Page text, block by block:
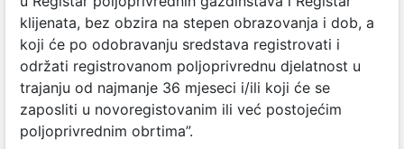
klijenata, bez obzira na stepen obrazovanja i dob, a
koji će po odobravanju sredstava registrovati i
održati registrovanom poljoprivrednu djelatnost u
trajanju od najmanje 36 mjeseci i/ili koji će se
zaposliti u novoregistovanim ili već postojećim
poljoprivrednim obrtima”.